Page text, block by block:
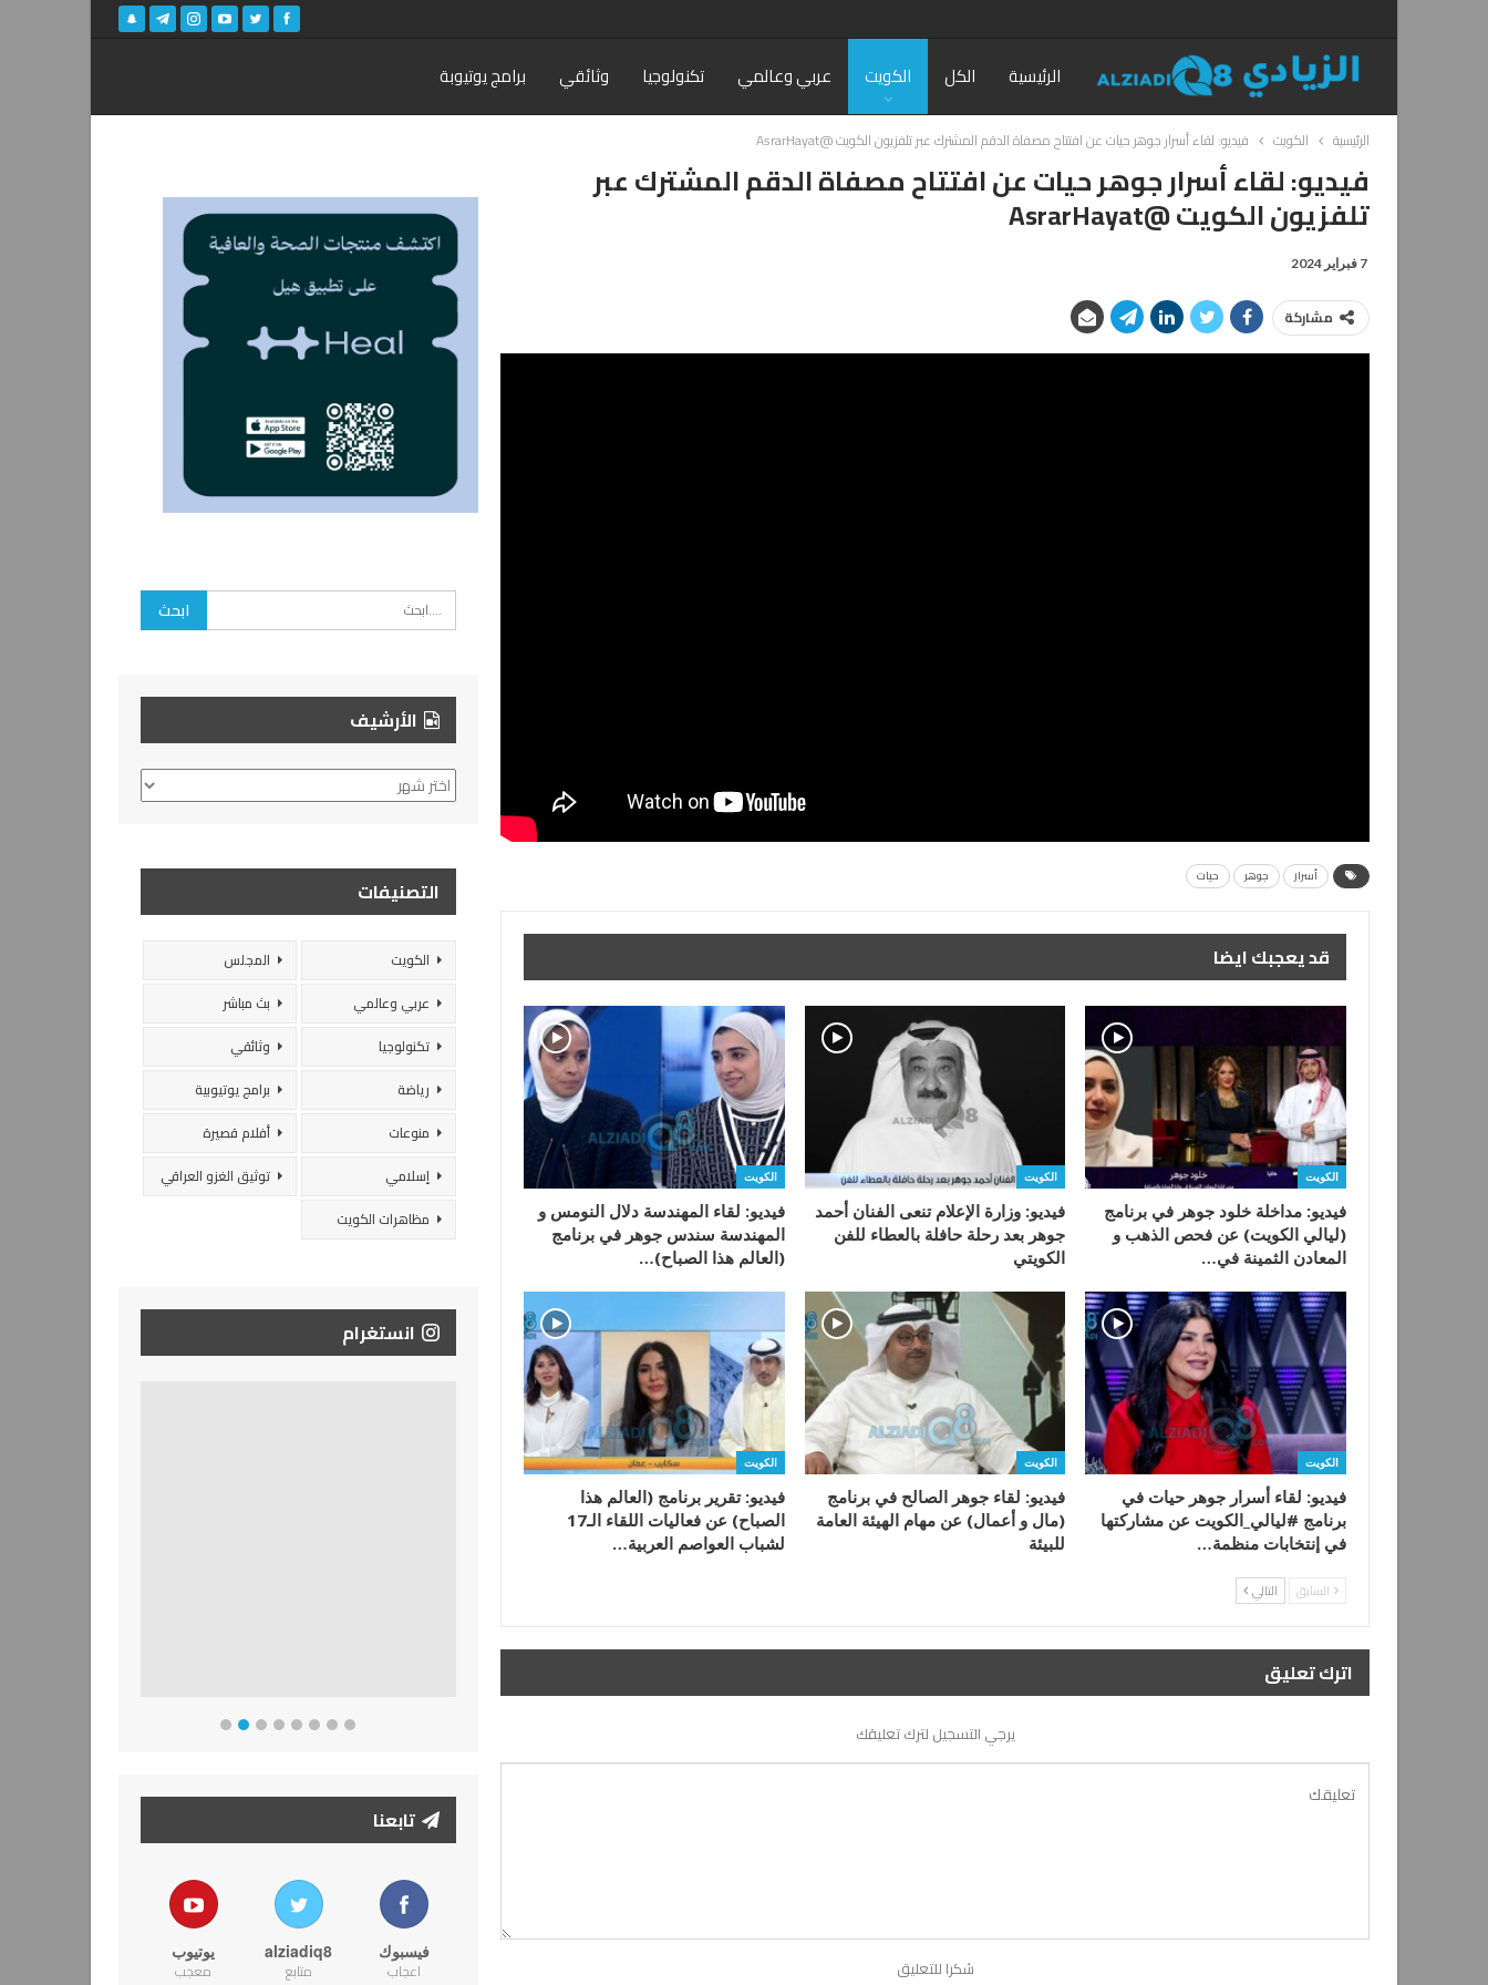
الرئيسية الكل الكويت عربي وعالمي تكنولوجيا وثائقي برامج يوتيوبة
الرئيسية الكويت فيديو: لقاء أسرار جوهر حيات عن افتتاح مصفاة الدقم المشترك عبر تلفزيون الكويت @AsrarHayat
فيديو: لقاء أسرار جوهر حيات عن افتتاح مصفاة الدقم المشترك عبر
تلفزيون الكويت @AsrarHayat
7 فبراير 2024
مشاركة
أسرار جوهر حيات
قد يعجبك ايضا
الكويت
فيديو: مداخلة خلود جوهر في برنامج
(ليالي الكويت) عن فحص الذهب و
المعادن الثمينة في…
الكويت
فيديو: وزارة الإعلام تنعى الفنان أحمد
جوهر بعد رحلة حافلة بالعطاء للفن
الكويتي
الكويت
فيديو: لقاء المهندسة دلال النومس و
المهندسة سندس جوهر في برنامج
(العالم هذا الصباح)…
الكويت
فيديو: لقاء أسرار جوهر حيات في
برنامج #ليالي_الكويت عن مشاركتها
في إنتخابات منظمة…
الكويت
فيديو: لقاء جوهر الصالح في برنامج
(مال و أعمال) عن مهام الهيئة العامة
للبيئة
الكويت
فيديو: تقرير برنامج (العالم هذا
الصباح) عن فعاليات اللقاء الـ17
لشباب العواصم العربية…
السابق التالي
اترك تعليق
يرجي التسجيل لترك تعليقك
شكرا للتعليق
الأرشيف
الأرشيف
التصنيفات
الكويت
المجلس
عربي وعالمي
بث مباشر
تكنولوجيا
وثائقي
رياضة
برامج يوتيوبية
منوعات
أفلام قصيرة
إسلامي
توثيق الغزو العراقي
مظاهرات الكويت
انستغرام
تابعنا
فيسبوك
اعجاب
alziadiq8
متابع
يوتيوب
معجب